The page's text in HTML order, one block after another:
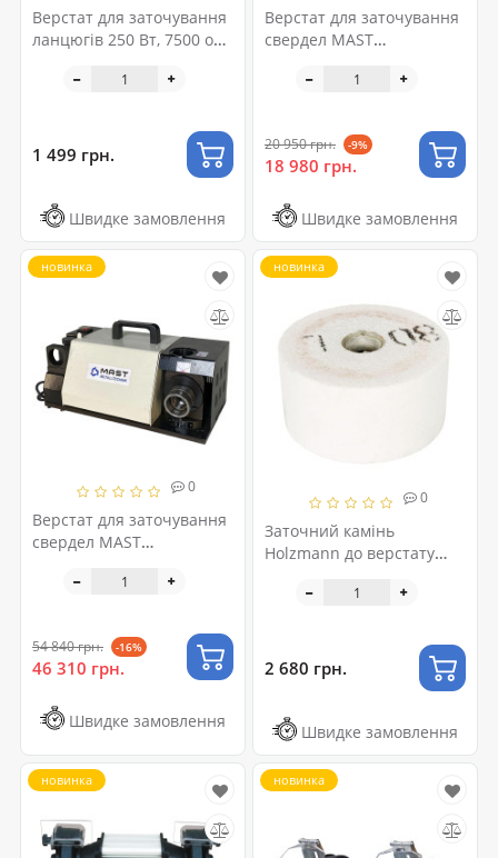
Верстат для заточування
ланцюгів 250 Вт, 7500 об/
INTERTOOL DT-0850
1 499 грн.
Швидке замовлення
Верстат для заточування
свердел MAST
20 950 грн. -9%
18 980 грн.
Швидке замовлення
0
Верстат для заточування
свердел MAST
новинка
54 840 грн. -16%
46 310 грн.
Швидке замовлення
0
Заточний камінь
Holzmann до верстату
новинка
2 680 грн.
Швидке замовлення
новинка новинка